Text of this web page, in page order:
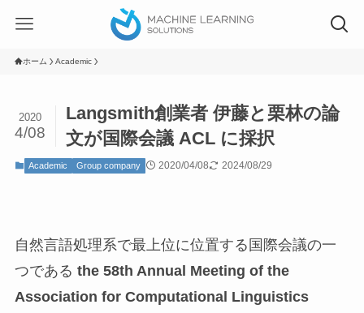
ホーム Academic
Langsmith創業者 伊藤と栗林の論
文が国際会議 ACL に採択
2020
4/08
Academic Group company 2020/04/08 2024/08/29
自然言語処理系で最上位に位置する国際会議の一
つである the 58th Annual Meeting of the
Association for Computational Linguistics